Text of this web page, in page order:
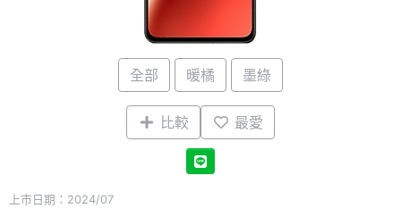
全部 暖橘 墨綠
比較 最愛
上市日期：2024/07